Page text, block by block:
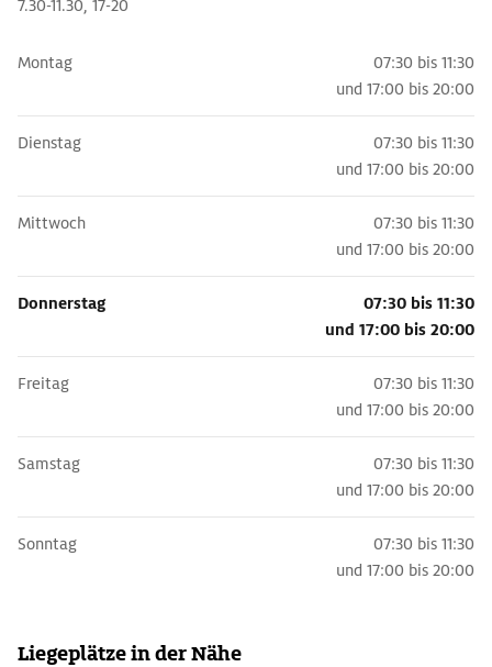
7.30-11.30, 17-20
Montag
07:30 bis 11:30
und 17:00 bis 20:00
Dienstag
07:30 bis 11:30
und 17:00 bis 20:00
Mittwoch
07:30 bis 11:30
und 17:00 bis 20:00
Donnerstag
07:30 bis 11:30
und 17:00 bis 20:00
Freitag
07:30 bis 11:30
und 17:00 bis 20:00
Samstag
07:30 bis 11:30
und 17:00 bis 20:00
Sonntag
07:30 bis 11:30
und 17:00 bis 20:00
Liegeplätze in der Nähe